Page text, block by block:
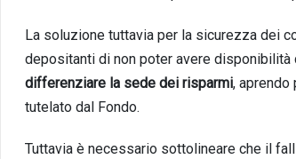
La soluzione tuttavia per la sicurezza dei
depositanti di non poter avere
differenziare la sede dei risparmi, aprendo
tutelato dal Fondo.
Tuttavia è necessario sottolineare che il